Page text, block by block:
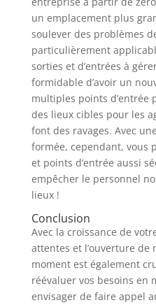
un emplacement plus
soulever des problèmes
particulièrement
sorties et d’entrées à
formidable d’avoir un
multiples points d’entrée
des lieux cibles pour les
font des ravages. Avec
formée, cependant, vous
et points d’entrée aussi
empêcher le personnel
lieux !
Conclusion
Avec la croissance de
attentes et l’ouverture
moment est également
réévaluer vos besoins en
envisager de faire appel